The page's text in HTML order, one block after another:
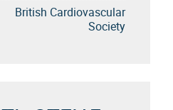
British Cardiovascular
Society